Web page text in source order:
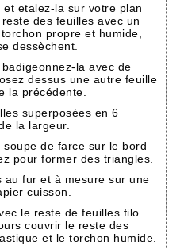
etalez-la sur votre plan
des feuilles avec un
propre et humide,
dessèchent.
la avec de
dessus une autre feuille
la précédente.
superposées en 6
la largeur.
de farce sur le bord
pour former des triangles.
au fur et à mesure sur une
cuisson.
le reste de feuilles filo.
couvrir le reste des
et le torchon humide.